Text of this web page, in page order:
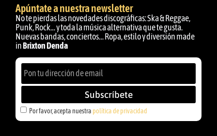
Apúntate a nuestra newsletter
No te pierdas las novedades discográficas: Ska & Reggae,
Punk, Rock… y toda la música alternativa que te gusta.
Nuevas bandas, conciertos… Ropa, estilo y diversión made
in Brixton Denda
Por favor, acepta nuestra política de privacidad
Subscríbete